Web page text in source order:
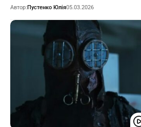
Автор: Пустенко Юлія05.03.2026